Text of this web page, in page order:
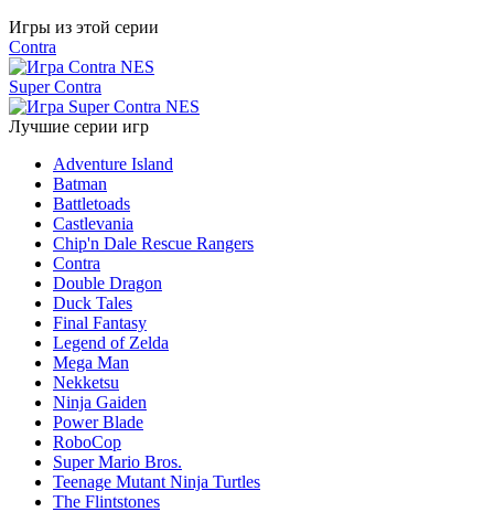
Игры из этой серии
Contra
Super Contra
Лучшие серии игр
Adventure Island
Batman
Battletoads
Castlevania
Chip'n Dale Rescue Rangers
Contra
Double Dragon
Duck Tales
Final Fantasy
Legend of Zelda
Mega Man
Nekketsu
Ninja Gaiden
Power Blade
RoboCop
Super Mario Bros.
Teenage Mutant Ninja Turtles
The Flintstones